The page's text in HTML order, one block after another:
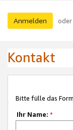
Anmelden oder
Kontakt
Bitte fülle das
Ihr Name: *